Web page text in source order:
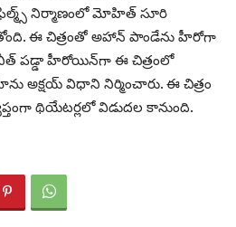
నిర్మాణంలో మోహిత్ సూరి
ఈ చిత్రంతో అహాన్ పాండేను హీరోగా
పడ్డా హీరోయిన్‌గా ఈ చిత్రంలో
అక్షయ్ విధాని నిర్మించారు. ఈ చిత్రం
థియేటర్లలో విడుదల కానుంది.